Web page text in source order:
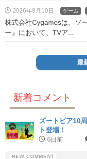
2026年8月10日 ゲーム
株式会社Cygamesは、ソ
ー』において、TVア...
最
新着コメント
ズートピア10
ト登場！
6日前